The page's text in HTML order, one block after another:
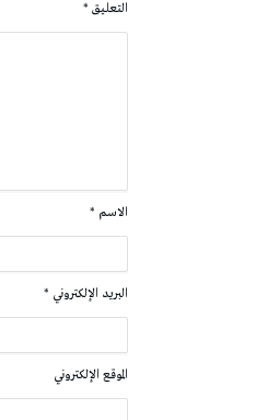
التعليق *
الاسم *
البريد الإلكتروني *
الموقع الإلكتروني